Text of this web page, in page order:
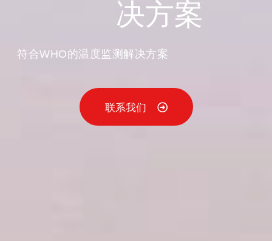
决方案
符合WHO的温度监测解决方案
联系我们